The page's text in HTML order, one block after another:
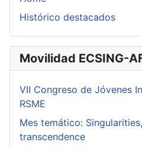
Histórico destacados
Movilidad ECSING-
VII Congreso de Jóvenes
RSME
Mes temático:
transcendence